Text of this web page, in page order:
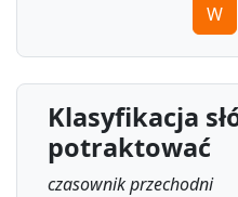
W
Klasyfikacja
potraktować
czasownik przechodni